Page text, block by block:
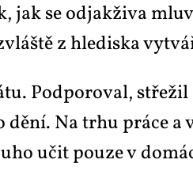
jak se od­jak­ži­va
z hle­dis­ka
Pod­po­ro­val,
dě­ní. Na tr­hu
učit pou­ze v